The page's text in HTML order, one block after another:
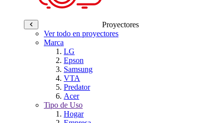
Proyectores
Ver todo en proyectores
Marca
LG
Epson
Samsung
VTA
Predator
Acer
Tipo de Uso
Hogar